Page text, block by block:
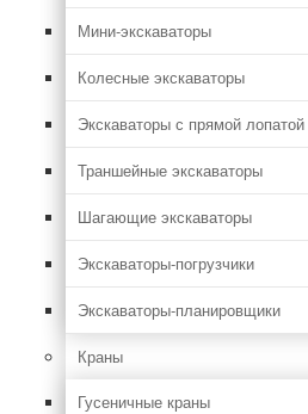
Мини-экскаваторы
Колесные экскаваторы
Экскаваторы с прямой лопатой
Траншейные экскаваторы
Шагающие экскаваторы
Экскаваторы-погрузчики
Экскаваторы-планировщики
Краны
Гусеничные краны